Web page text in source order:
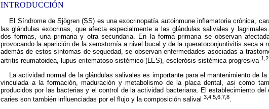
INTRODUCCIÓN
El Síndrome de Sjögren (SS) es una exocrinopatía autoinmune inflamatoria crónica,
las glándulas exocrinas, que afecta especialmente a las glándulas salivales y
dos formas, una primaria y otra secundaria. En la forma primaria se observan
provocando la aparición de la xerostomía a nivel bucal y de la queratoconjuntivitis seca a
además de estos síntomas de sequedad, se observan enfermedades asociadas a
artritis reumatoidea, lupus eritematoso sistémico (LES), esclerósis sistémica progresiva 1,2
La actividad normal de la glándulas salivales es importante para el mantenimiento de
vinculada a la formación, maduración y metabolismo de la placa dental, asi como
producidos por las bacterias y el control de la actividad bacteriana. El establecimiento
caries son también influenciadas por el flujo y la composición salival 3,4,5,6,7,8.